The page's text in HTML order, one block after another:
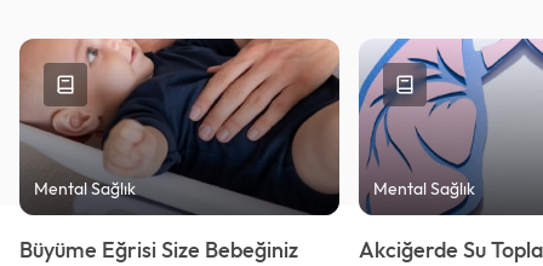
Mental Sağlık
Büyüme Eğrisi Size Bebeğiniz
Mental Sağlık
Akciğerde Su